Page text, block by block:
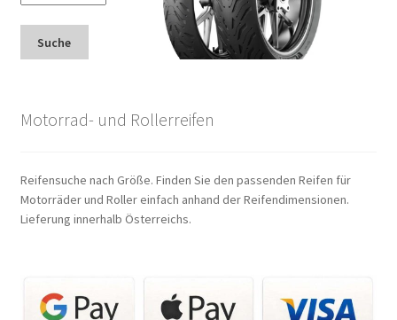
Suche
Motorrad- und Rollerreifen
Reifensuche nach Größe. Finden Sie den passenden Reifen für
Motorräder und Roller einfach anhand der Reifendimensionen.
Lieferung innerhalb Österreichs.